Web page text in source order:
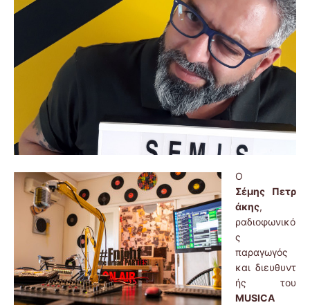
Ο
Σέμης Πετρ
άκης,
ραδιοφωνικό
ς
παραγωγός
και διευθυντ
ής του
MUSICA